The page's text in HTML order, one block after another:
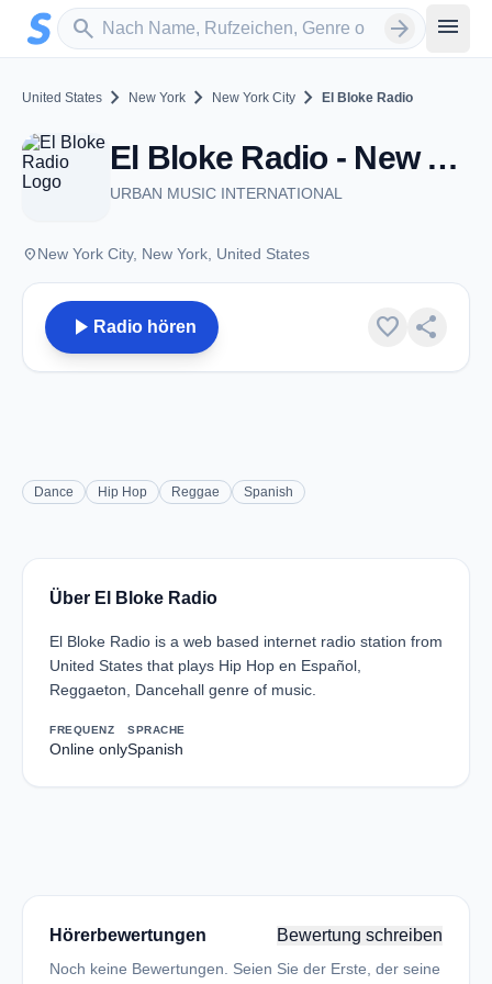
Zum Hauptinhalt springen
search
Sender suchen arrow_forward menu
United States chevron_right New York chevron_right New York City chevron_right El Bloke Radio
El Bloke Radio - New York City, NY
URBAN MUSIC INTERNATIONAL
placeNew York City, New York, United States
play_arrow Radio hören favorite share
Dance Hip Hop Reggae Spanish
Über El Bloke Radio
El Bloke Radio is a web based internet radio station from
United States that plays Hip Hop en Español,
Reggaeton, Dancehall genre of music.
FREQUENZ
Online only
SPRACHE
Spanish
Hörerbewertungen Bewertung schreiben
Noch keine Bewertungen. Seien Sie der Erste, der seine